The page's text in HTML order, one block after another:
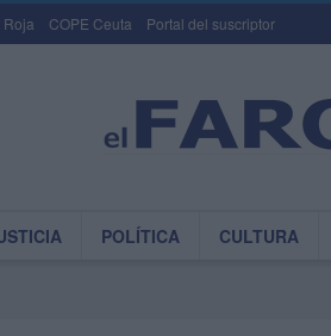
Roja COPE Ceuta Portal del suscriptor
POLÍTICA CULTURA